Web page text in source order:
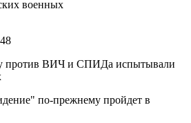
против ВИЧ и СПИДа испытывали